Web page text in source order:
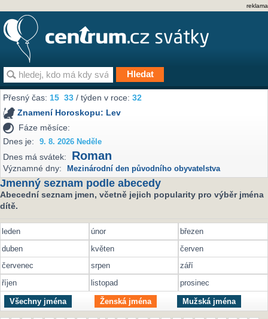
reklama
Přesný čas:15 33 / týden v roce:32
Znamení Horoskopu: Lev
Fáze měsíce:
Dnes je:
9. 8. 2026 Neděle
Dnes má svátek: Roman
Významné dny: Mezinárodní den původního obyvatelstva
Jmenný seznam podle abecedy
Abecední seznam jmen, včetně jejich popularity pro výběr jména
dítě.
leden únor
březen
duben
květen
červen
červenec
srpen
září
říjen
listopad prosinec
Všechny jména Ženská jména Mužská jména